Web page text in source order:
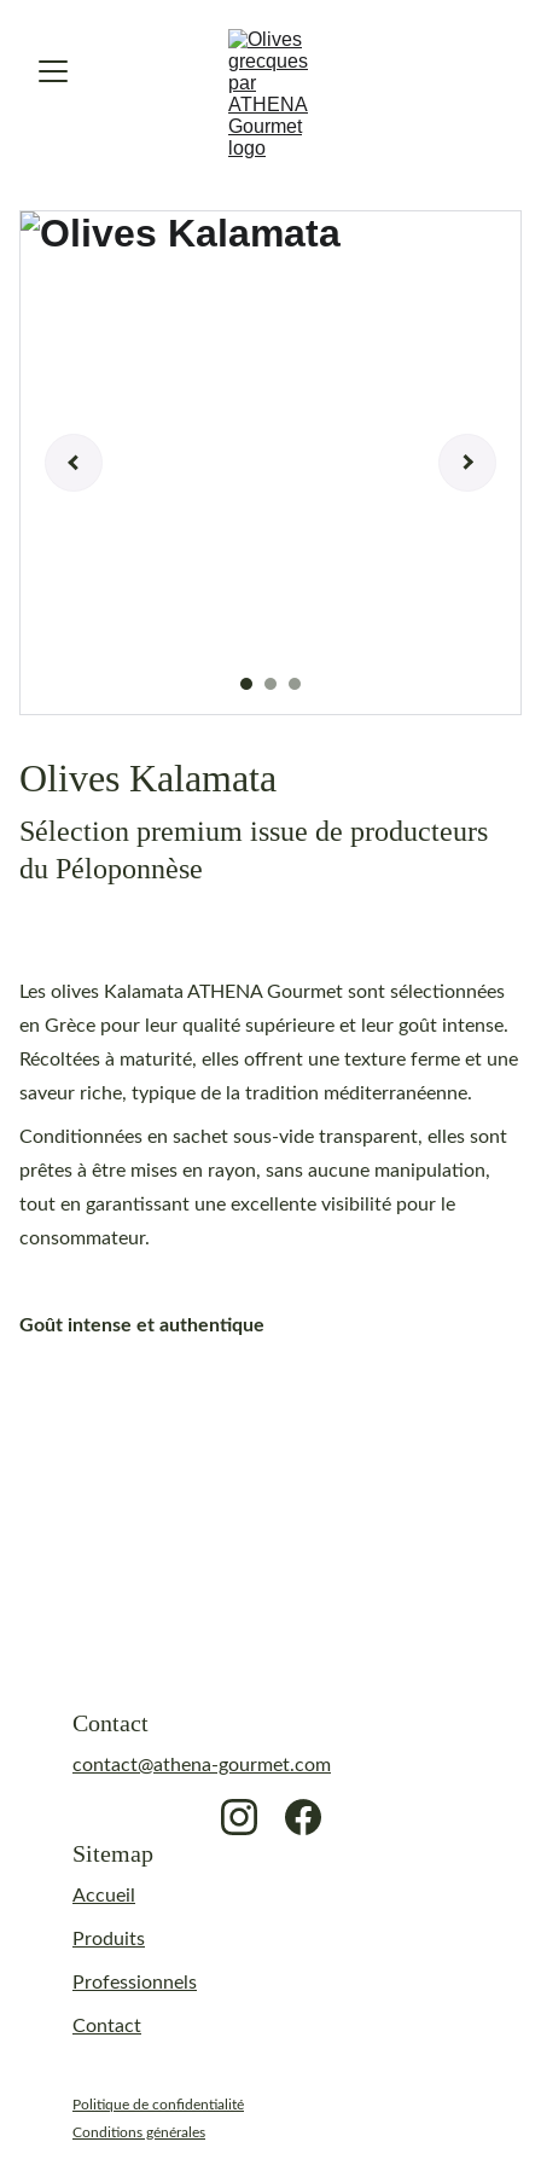
Olives Kalamata
Sélection premium issue de producteurs
du Péloponnèse
Les olives Kalamata ATHENA Gourmet sont sélectionnées
en Grèce pour leur qualité supérieure et leur goût intense.
Récoltées à maturité, elles offrent une texture ferme et une
saveur riche, typique de la tradition méditerranéenne.
Conditionnées en sachet sous-vide transparent, elles sont
prêtes à être mises en rayon, sans aucune manipulation,
tout en garantissant une excellente visibilité pour le
consommateur.
Goût intense et authentique
Contact
contact@athena-gourmet.com
Sitemap
Accueil
Produits
Professionnels
Contact
Politique de confidentialité
Conditions générales